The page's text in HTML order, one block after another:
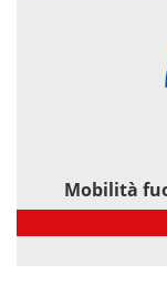
Mobilità